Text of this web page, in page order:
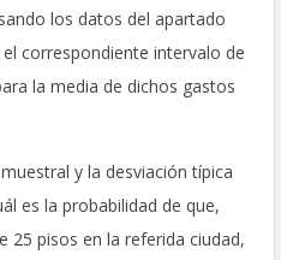
los datos del apartado
correspondiente intervalo de
la media de dichos gastos
y la desviación típica
es la probabilidad de que,
25 pisos en la referida ciudad,